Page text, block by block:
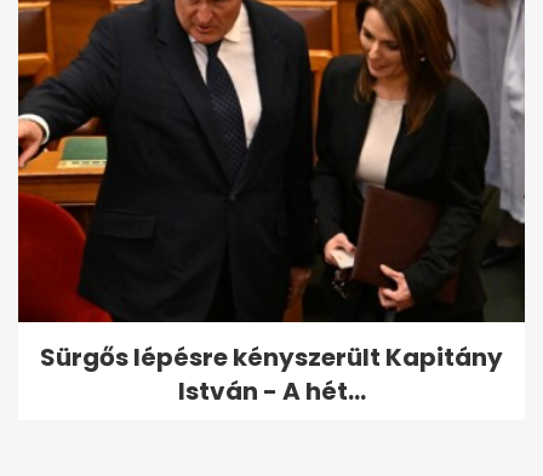
Sürgős lépésre kényszerült Kapitány
István - A hét...